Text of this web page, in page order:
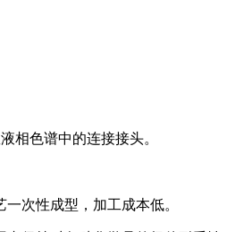
相色谱中的连接接头。
次性成型，加工成本低。